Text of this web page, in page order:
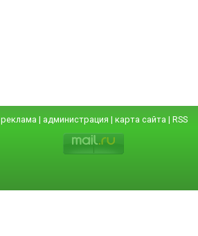
реклама | администрация | карта сайта | RSS